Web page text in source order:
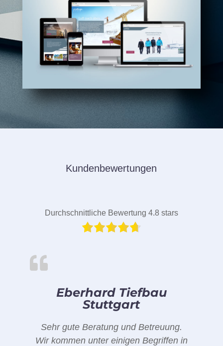
Kundenbewertungen
Durchschnittliche Bewertung 4.8 stars
Eberhard Tiefbau
Stuttgart
Sehr gute Beratung und Betreuung.
Wir kommen unter einigen Begriffen in